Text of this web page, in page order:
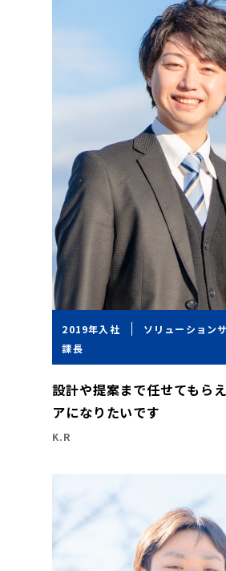
2019年入社
ソリューション
課長
設計や提案まで任せてもら
アになりたいです
K.R